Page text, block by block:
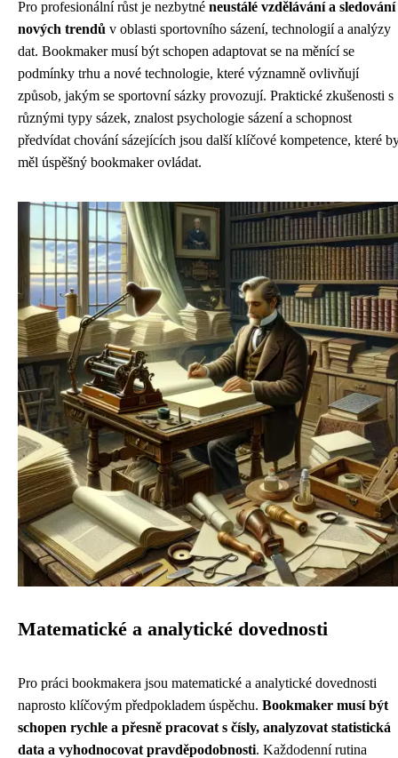
Pro profesionální růst je nezbytné neustálé vzdělávání a sledování
nových trendů v oblasti sportovního sázení, technologií a analýzy
dat. Bookmaker musí být schopen adaptovat se na měnící se
podmínky trhu a nové technologie, které významně ovlivňují
způsob, jakým se sportovní sázky provozují. Praktické zkušenosti s
různými typy sázek, znalost psychologie sázení a schopnost
předvídat chování sázejících jsou další klíčové kompetence, které
měl úspěšný bookmaker ovládat.
Matematické a analytické dovednosti
Pro práci bookmakera jsou matematické a analytické dovednosti
naprosto klíčovým předpokladem úspěchu. Bookmaker musí být
schopen rychle a přesně pracovat s čísly, analyzovat statistická
data a vyhodnocovat pravděpodobnosti. Každodenní rutina